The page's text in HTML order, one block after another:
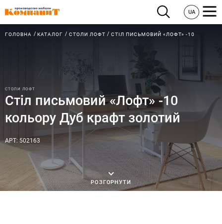
UA
ГОЛОВНА КАТАЛОГ СТОЛИ ЛОФТ СТІЛ ПИСЬМОВИЙ «ЛОФТ» -10
СТОЛИ ЛОФТ
Стіл письмовий «Лофт» -10
кольору Дуб крафт золотий
АРТ: 502163
РОЗГОРНУТИ